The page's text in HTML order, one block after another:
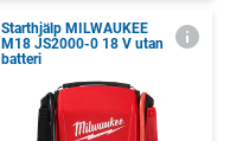
Starthjälp MILWAUKEE
M18 JS2000-0 18 V utan
batteri